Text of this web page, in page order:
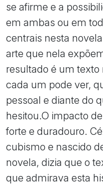
se afirme e a
em ambas ou em
centrais nesta
arte que nela
resultado é um
cada um pode ver,
pessoal e diante do
hesitou.O impacto
forte e duradouro.
cubismo e nascido
novela, dizia que o
que admirava esta